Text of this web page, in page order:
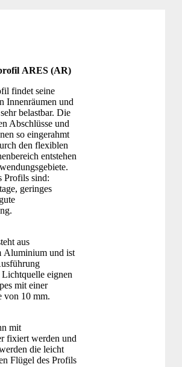
ARES (AR)
findet seine
Innenräumen und
belastbar. Die
Abschlüsse und
so eingerahmt
den flexiblen
entstehen
Profils sind:
geringes
aus
Aluminium und ist
eignen
mit einer
von 10 mm.
mit
fixiert werden und
die leicht
Flügel des Profils